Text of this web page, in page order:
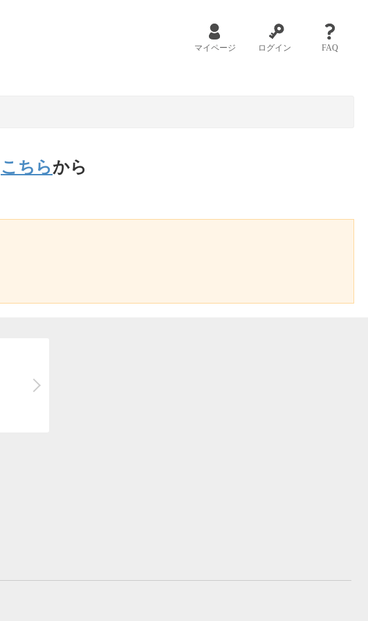
マイページ ログイン FAQ
こちらから